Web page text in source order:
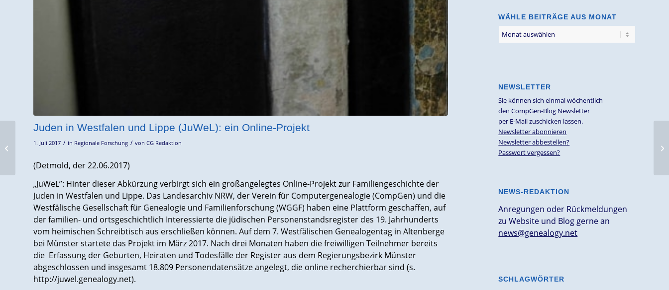
Juden in Westfalen und Lippe (JuWeL): ein Online-Projekt
1. Juli 2017 / in Regionale Forschung / von CG Redaktion
(Detmold, der 22.06.2017)
„JuWeL”: Hinter dieser Abkürzung verbirgt sich ein großangelegtes Online-Projekt zur Familiengeschichte der
Juden in Westfalen und Lippe. Das Landesarchiv NRW, der Verein für Computergenealogie (CompGen) und die
Westfälische Gesellschaft für Genealogie und Familienforschung (WGGF) haben eine Plattform geschaffen, auf
der familien- und ortsgeschichtlich Interessierte die jüdischen Personenstandsregister des 19. Jahrhunderts
vom heimischen Schreibtisch aus erschließen können. Auf dem 7. Westfälischen Genealogentag in Altenberge
bei Münster startete das Projekt im März 2017. Nach drei Monaten haben die freiwilligen Teilnehmer bereits
die Erfassung der Geburten, Heiraten und Todesfälle der Register aus dem Regierungsbezirk Münster
abgeschlossen und insgesamt 18.809 Personendatensätze angelegt, die online recherchierbar sind (s.
http://juwel.genealogy.net).
WÄHLE BEITRÄGE AUS MONAT
NEWSLETTER
Sie können sich einmal wöchentlich
den CompGen-Blog Newsletter
per E-Mail zuschicken lassen.
Newsletter abonnieren
Newsletter abbestellen?
Passwort vergessen?
NEWS-REDAKTION
Anregungen oder Rückmeldungen
zu Website und Blog gerne an
news@genealogy.net
SCHLAGWÖRTER
Online-OFBs